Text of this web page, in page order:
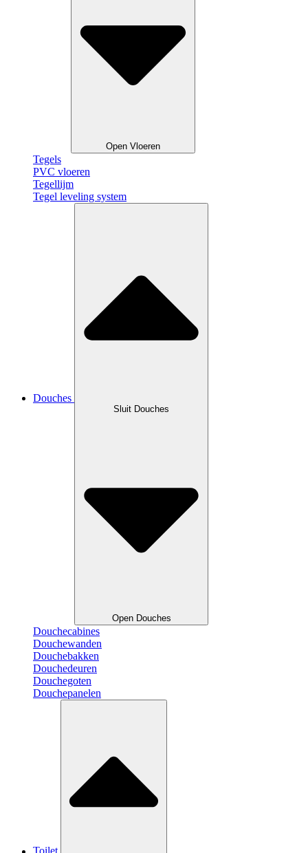
Open Vloeren
Tegels
PVC vloeren
Tegellijm
Tegel leveling system
Douches
Sluit Douches
Open Douches
Douchecabines
Douchewanden
Douchebakken
Douchedeuren
Douchegoten
Douchepanelen